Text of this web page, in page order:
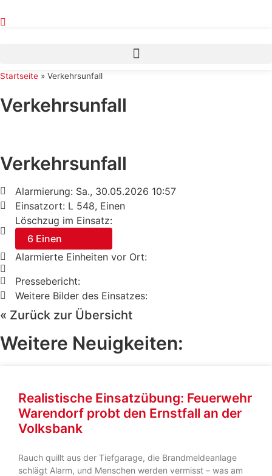
Inhalt
Startseite » Verkehrsunfall
Verkehrsunfall
Verkehrsunfall
Alarmierung: Sa., 30.05.2026 10:57
Einsatzort: L 548, Einen
Löschzug im Einsatz:
6 Einen
Alarmierte Einheiten vor Ort:
Pressebericht:
Weitere Bilder des Einsatzes:
« Zurück zur Übersicht
Weitere Neuigkeiten:
Realistische Einsatzübung: Feuerwehr
Warendorf probt den Ernstfall an der
Volksbank
Rauch quillt aus der Tiefgarage, die Brandmeldeanlage
schlägt Alarm, und Menschen werden vermisst – was am